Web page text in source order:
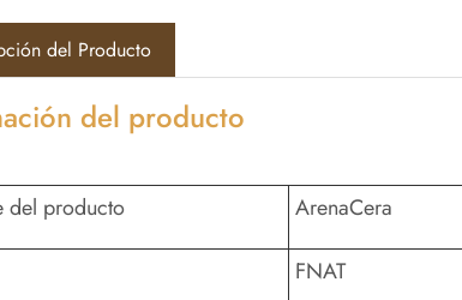
del Producto
del producto
del producto ArenaCera
FNAT